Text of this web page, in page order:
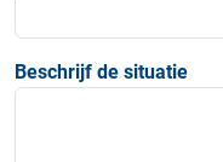
Beschrijf de situatie